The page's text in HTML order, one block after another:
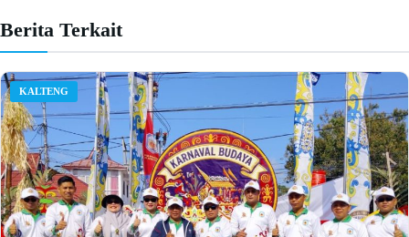
Berita Terkait
KALTENG